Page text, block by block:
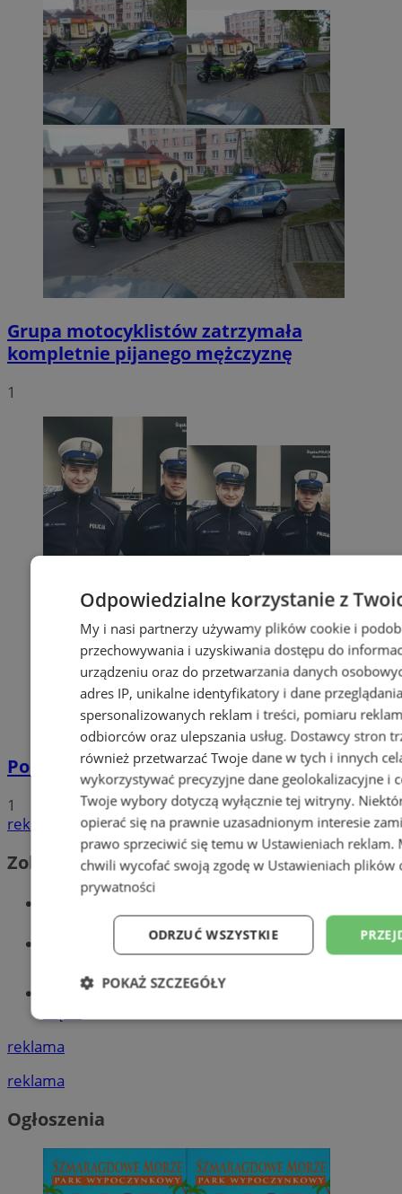
Grupa motocyklistów zatrzymała
kompletnie pijanego mężczyznę
1
Policyjna eskorta na porodówkę
1
reklama
Zobacz również
Wiadomości kryminalne w Wodzisławiu
Wiadomości lokalne
Tworzenie stron www - Wodzisław
reklama
reklama
Ogłoszenia
Odpowiedzialne korzystanie z
My i nasi partnerzy używamy plików cookie i
przechowywania i uzyskiwania dostępu do
urządzeniu oraz do przetwarzania danych
adres IP, unikalne identyfikatory i dane
spersonalizowanych reklam i treści, pomiaru
odbiorców oraz ulepszania usług. Dostawcy stron
również przetwarzać Twoje dane w tych i innych
wykorzystywać precyzyjne dane geolokalizacyjne i
Twoje wybory dotyczą wyłącznie tej witryny.
opierać się na prawnie uzasadnionym interesie
prawo sprzeciwić się temu w Ustawieniach reklam.
chwili wycofać swoją zgodę w Ustawieniach plików
prywatności
ODRZUĆ WSZYSTKIE
POKAŻ SZCZEGÓŁY
Niezbędne Wydajność